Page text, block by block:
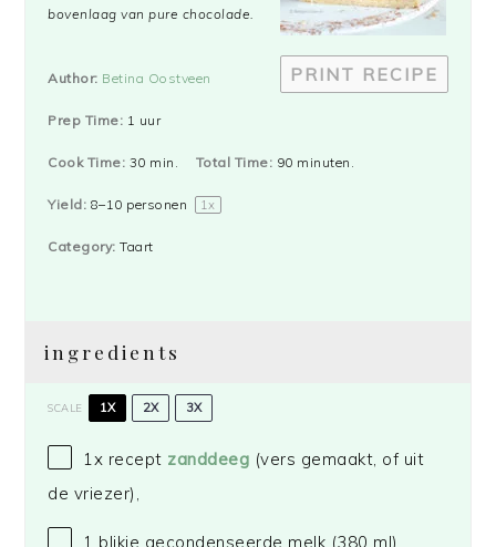
PRINT RECIPE
bovenlaag van pure chocolade.
Author: Betina Oostveen
Prep Time: 1 uur
Cook Time: 30 min. Total Time: 90 minuten.
Yield: 8–10 personen 1x
Category: Taart
ingredients
SCALE 1X 2X 3X
1x recept zanddeeg (vers gemaakt, of uit
de vriezer),
1 blikje gecondenseerde melk (380 ml),